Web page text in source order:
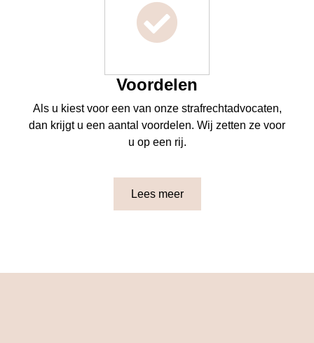
Voordelen
Als u kiest voor een van onze strafrechtadvocaten,
dan krijgt u een aantal voordelen. Wij zetten ze voor
u op een rij.
Lees meer